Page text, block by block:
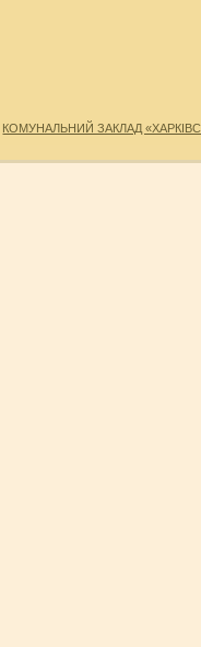
КОМУНАЛЬНИЙ ЗАКЛАД